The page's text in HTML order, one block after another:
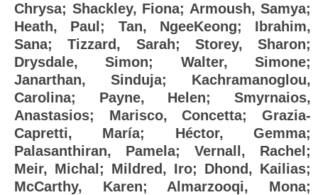
Chrysa; Shackley, Fiona; Armoush, Samya;
Heath, Paul ; Tan, NgeeKeong; Ibrahim,
Sana;Tizzard, Sarah; Storey, Sharon;
Drysdale, Simon; Walter, Simone;
Janarthan, Sinduja; Kachramanoglou,
Carolina; Payne, Helen;Smyrnaios,
Anastasios; Marisco, Concetta;Grazia-
Capretti, María; Héctor, Gemma;
Palasanthiran, Pamela; Vernall, Rachel ;
Meir, Michal ; Mildred, Iro; Dhond, Kailias;
McCarthy, Karen; Almarzooqi, Mona;